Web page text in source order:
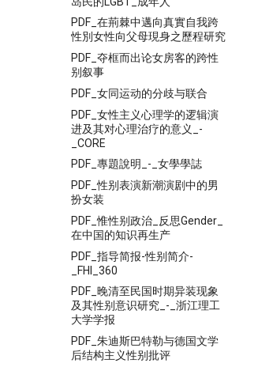
PDF_在荊棘中邁向真實自我跨
性別女性向父母現身之歷程研究
PDF_夺框而出论女房客的跨性
别叙事
PDF_女同运动的分歧与联合
PDF_女性主义心理学的逻辑演
进及其对心理治疗的意义_-
_CORE
PDF_專題說明_-_女學學誌
PDF_性别表演新潮演剧中的男
扮女装
PDF_惟性别政治_反思Gender_
在中国的知识再生产
PDF_指导简报-性别简介-
_FHI_360
PDF_晚清至民国时期异装现象
及其性别意识研究_-_浙江理工
大学学报
PDF_朱迪斯巴特勒与德国文学
后结构主义性别批评